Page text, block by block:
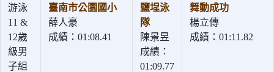
游泳
11 &
12歲
級男
子組
臺南市公園國小
薛人豪
成績：01:08.41
鹽埕泳
隊
陳景昱
成績：
01:09.77
舞動成功
楊立傳
成績：01:11.82